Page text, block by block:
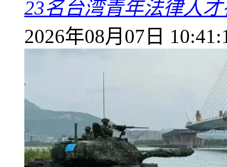
23名台湾青年法律人
2026年08月07日